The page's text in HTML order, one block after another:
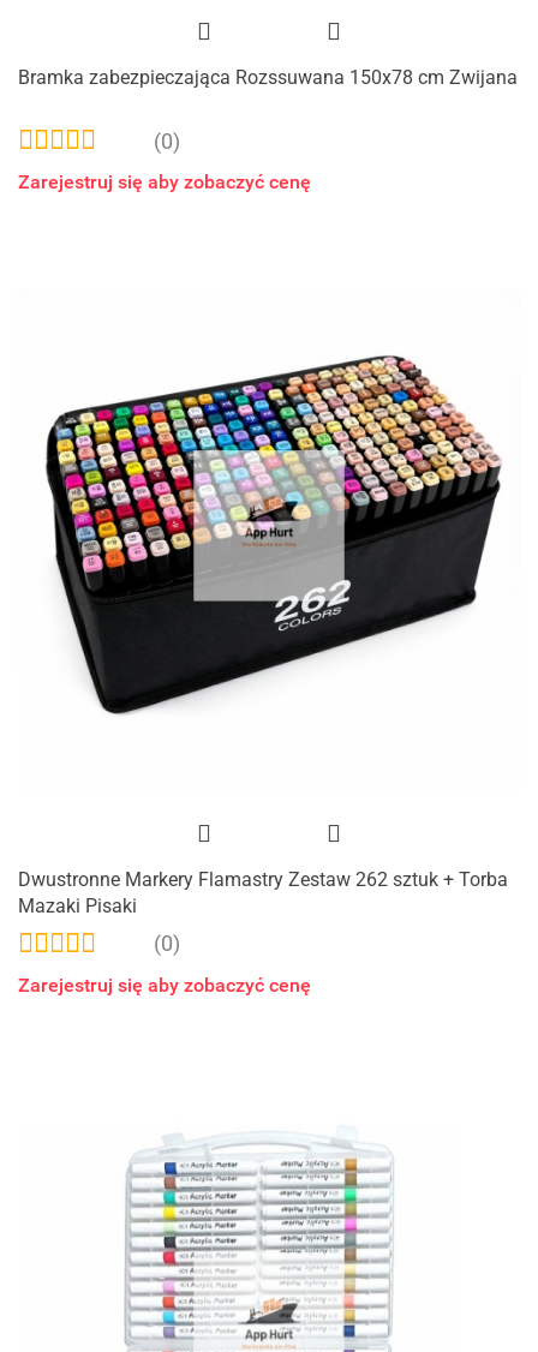
Bramka zabezpieczająca Rozssuwana 150x78 cm Zwijana
(0)
Zarejestruj się aby zobaczyć cenę
Dwustronne Markery Flamastry Zestaw 262 sztuk + Torba
Mazaki Pisaki
(0)
Zarejestruj się aby zobaczyć cenę